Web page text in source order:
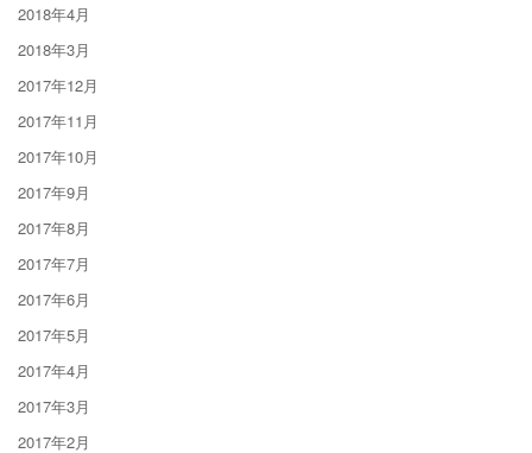
2018年4月
2018年3月
2017年12月
2017年11月
2017年10月
2017年9月
2017年8月
2017年7月
2017年6月
2017年5月
2017年4月
2017年3月
2017年2月